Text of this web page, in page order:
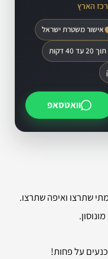
הארץ
אישור משטרת ישראל
40 דקות
וואטסאפ
שתרצו ואיפה שתרצו.
על פחות!